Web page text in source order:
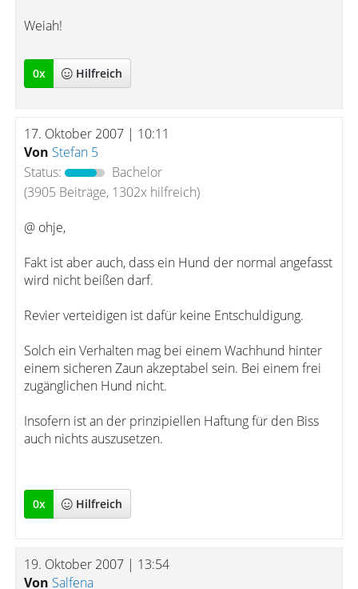
Weiah!
0x Hilfreich
17. Oktober 2007 | 10:11
Von Stefan 5
Status:
Bachelor
(3905 Beiträge, 1302x hilfreich)
@ ohje,
Fakt ist aber auch, dass ein Hund der normal angefasst
wird nicht beißen darf.
Revier verteidigen ist dafür keine Entschuldigung.
Solch ein Verhalten mag bei einem Wachhund hinter
einem sicheren Zaun akzeptabel sein. Bei einem frei
zugänglichen Hund nicht.
Insofern ist an der prinzipiellen Haftung für den Biss
auch nichts auszusetzen.
0x Hilfreich
19. Oktober 2007 | 13:54
Von Salfena